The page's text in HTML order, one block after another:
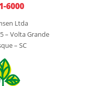
6000
Ltda
– Volta Grande
– SC